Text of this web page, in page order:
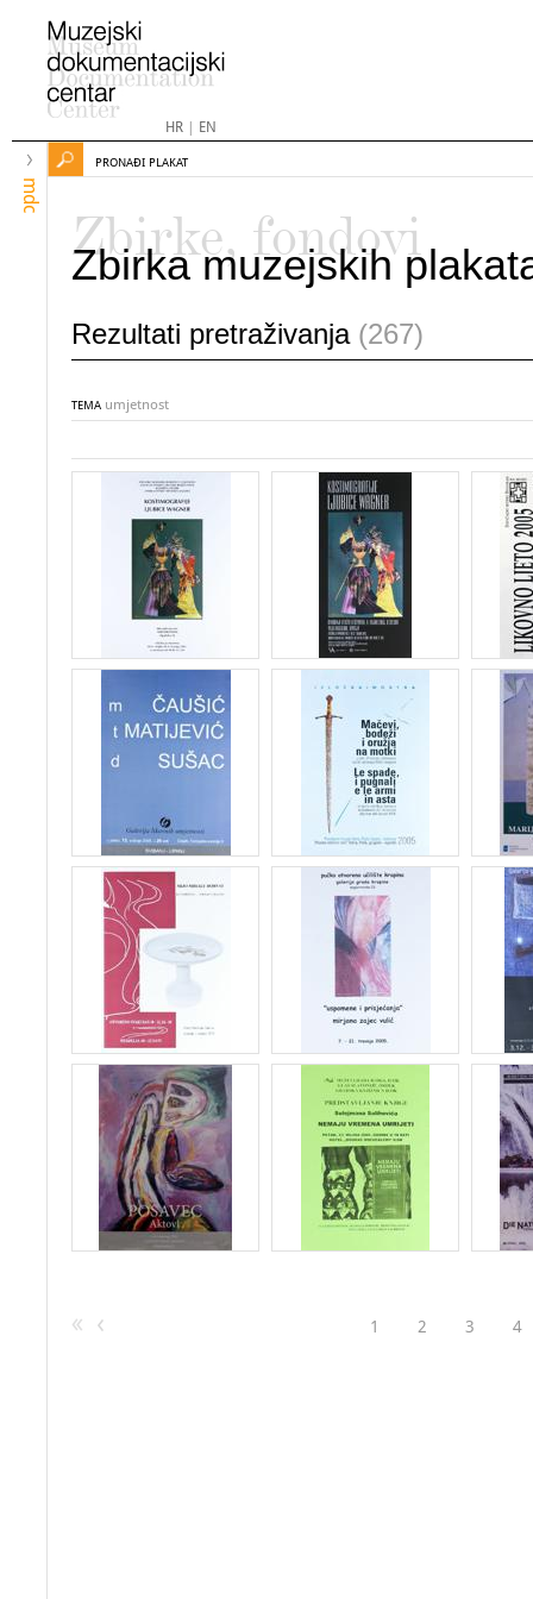
HR| EN
mdc
PRONAĐI PLAKAT
Zbirke, fondovi
Zbirka muzejskih
Rezultati pretraživanja (267)
TEMA umjetnost
1 2 3 4